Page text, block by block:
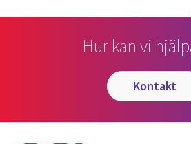
Hur kan vi
kontakt